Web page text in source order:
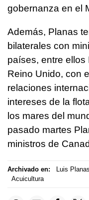
gobernanza en el
Además, Planas
bilaterales con
países, entre ellos
Reino Unido, con
relaciones
intereses de la
los mares del
pasado martes
ministros de
Archivado en: Luis Planas
Acuicultura